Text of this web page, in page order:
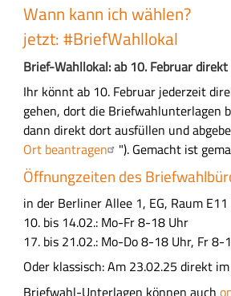
Wann kann ich wählen?
jetzt: #BriefWahllokal
Brief-Wahllokal: ab 10. Februar
Ihr könnt ab 10. Februar jederzeit
gehen, dort die Briefwahlunterlagen
dann direkt dort ausfüllen und
Ort beantragen
"). Gemacht ist
Öffnungzeiten des
in der Berliner Allee 1, EG, Raum E11
10. bis 14.02.: Mo-Fr 8-18 Uhr
17. bis 21.02.: Mo-Do 8-18 Uhr, Fr 8-
Oder klassisch: Am 23.02.25 direkt im
Briefwahl-Unterlagen können auch